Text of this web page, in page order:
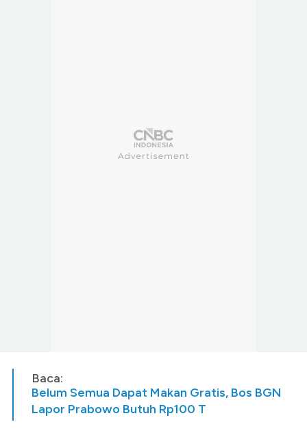
Baca:
Belum Semua Dapat Makan Gratis, Bos BGN
Lapor Prabowo Butuh Rp100 T